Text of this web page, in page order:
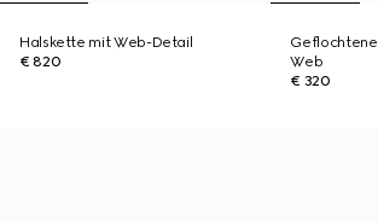
Halskette mit Web-Detail
€ 820
Web
€ 320